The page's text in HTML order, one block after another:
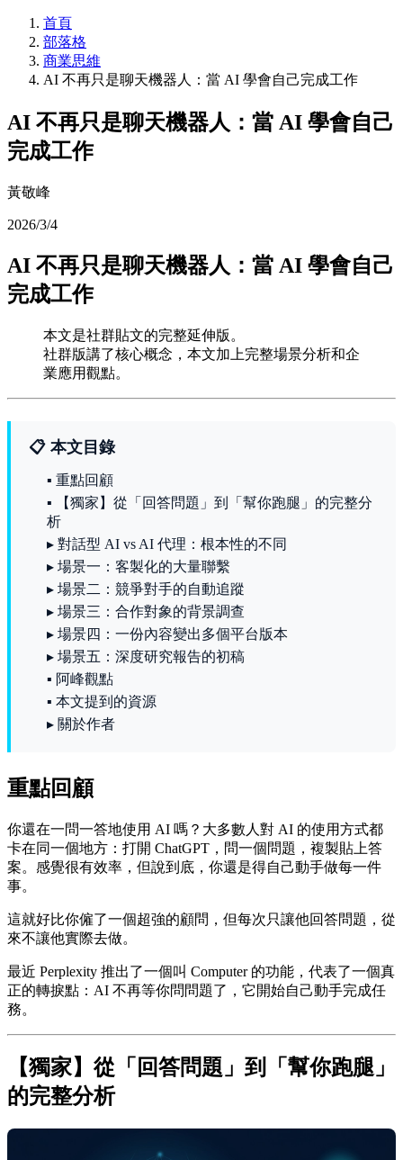
首頁
部落格
商業思維
AI 不再只是聊天機器人：當 AI 學會自己完成工作
AI 不再只是聊天機器人：當 AI 學會自己
完成工作
黃敬峰
2026/3/4
AI 不再只是聊天機器人：當 AI 學會自己
完成工作
本文是社群貼文的完整延伸版。
社群版講了核心概念，本文加上完整場景分析和企
業應用觀點。
📋 本文目錄
▪ 重點回顧
▪ 【獨家】從「回答問題」到「幫你跑腿」的完整分
析
▸ 對話型 AI vs AI 代理：根本性的不同
▸ 場景一：客製化的大量聯繫
▸ 場景二：競爭對手的自動追蹤
▸ 場景三：合作對象的背景調查
▸ 場景四：一份內容變出多個平台版本
▸ 場景五：深度研究報告的初稿
▪ 阿峰觀點
▪ 本文提到的資源
▸ 關於作者
重點回顧
你還在一問一答地使用 AI 嗎？大多數人對 AI 的使用方式都
卡在同一個地方：打開 ChatGPT，問一個問題，複製貼上答
案。感覺很有效率，但說到底，你還是得自己動手做每一件
事。
這就好比你僱了一個超強的顧問，但每次只讓他回答問題，從
來不讓他實際去做。
最近 Perplexity 推出了一個叫 Computer 的功能，代表了一個真
正的轉捩點：AI 不再等你問問題了，它開始自己動手完成任
務。
【獨家】從「回答問題」到「幫你跑腿」
的完整分析